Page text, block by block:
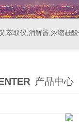
,萃取仪,消解器,浓缩赶
产品中心